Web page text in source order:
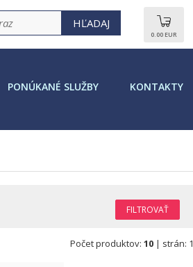
PONÚKANÉ SLUŽBY KONTAKTY
Počet produktov: 10| strán: 1
0.00 EUR